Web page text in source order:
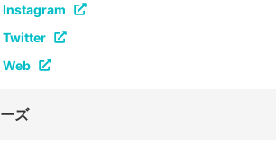
Twitter
ズ